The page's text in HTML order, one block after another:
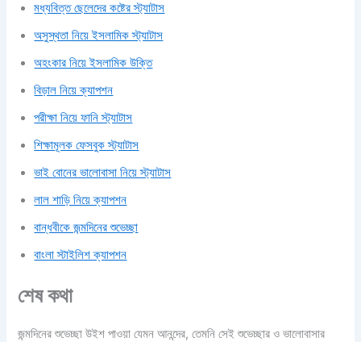
মধ্যবিত্ত ছেলেদের কষ্টের স্ট্যাটাস
অসুস্থতা নিয়ে ইসলামিক স্ট্যাটাস
অহংকার নিয়ে ইসলামিক উক্তি
বিড়াল নিয়ে ক্যাপশন
পরীক্ষা নিয়ে ফানি স্ট্যাটাস
শিক্ষামূলক ফেসবুক স্ট্যাটাস
ভাই বোনের ভালোবাসা নিয়ে স্ট্যাটাস
লাল শাড়ি নিয়ে ক্যাপশন
বান্ধবীকে জন্মদিনের শুভেচ্ছা
বাংলা স্টাইলিশ ক্যাপশন
শেষ কথা
জন্মদিনের শুভেচ্ছা উইশ পাওয়া যেমন আনন্দের, তেমনি সেই শুভেচ্ছার ও ভালোবাসার